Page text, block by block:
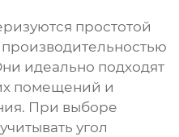
простотой
идеально подходят
помещений и
При выборе
угол